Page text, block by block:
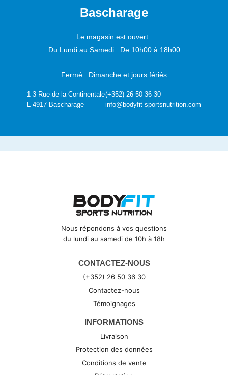
Bascharage
Le magasin est ouvert :
Du Lundi au Samedi : De 10h00 à 18h00
Fermé : Dimanche et jours fériés
1-3 Rue de la Continentale
L-4917 Bascharage
(+352) 26 50 36 30
info@bodyfit-sportsnutrition.com
Nous répondons à vos questions
du lundi au samedi de 10h à 18h
CONTACTEZ-NOUS
(+352) 26 50 36 30
Contactez-nous
Témoignages
INFORMATIONS
Livraison
Protection des données
Conditions de vente